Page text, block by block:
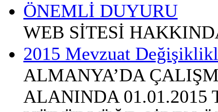
ÖNEMLİ DUYURU
WEB SİTESİ
2015 Mevzuat
ALMANYA’DA
ALANINDA 01.01.2015